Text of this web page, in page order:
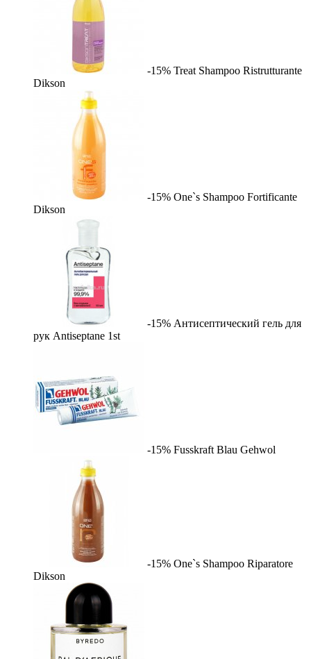
-15% Treat Shampoo Ristrutturante
Dikson
-15% One`s Shampoo Fortificante
Dikson
-15% Антисептический гель для
рук Antiseptane 1st
-15% Fusskraft Blau Gehwol
-15% One`s Shampoo Riparatore
Dikson